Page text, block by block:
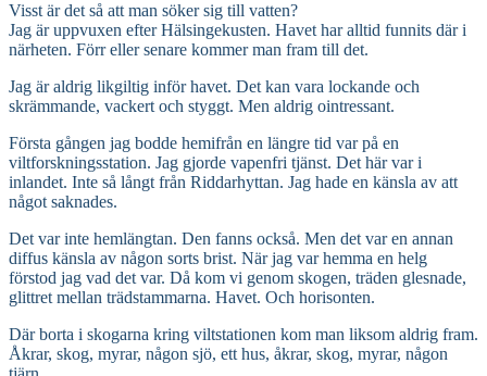
Visst är det så att man söker sig till vatten?
Jag är uppvuxen efter Hälsingekusten. Havet har alltid funnits där i
närheten. Förr eller senare kommer man fram till det.
Jag är aldrig likgiltig inför havet. Det kan vara lockande och
skrämmande, vackert och styggt. Men aldrig ointressant.
Första gången jag bodde hemifrån en längre tid var på en
viltforskningsstation. Jag gjorde vapenfri tjänst. Det här var i
inlandet. Inte så långt från Riddarhyttan. Jag hade en känsla av att
något saknades.
Det var inte hemlängtan. Den fanns också. Men det var en annan
diffus känsla av någon sorts brist. När jag var hemma en helg
förstod jag vad det var. Då kom vi genom skogen, träden glesnade,
glittret mellan trädstammarna. Havet. Och horisonten.
Där borta i skogarna kring viltstationen kom man liksom aldrig fram.
Åkrar, skog, myrar, någon sjö, ett hus, åkrar, skog, myrar, någon